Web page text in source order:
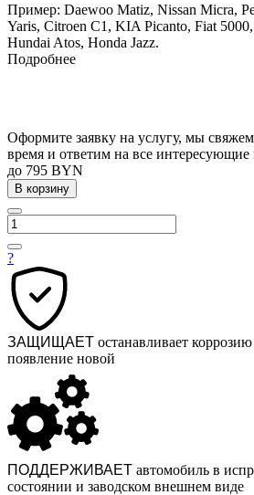
Пример: Daewoo Matiz, Nissan Micra,
Yaris, Citroen C1, KIA Picanto, Fiat
Hundai Atos, Honda Jazz.
Подробнее
Оформите заявку на услугу, мы
время и ответим на все интересующие
до 795 BYN
В корзину
?
ЗАЩИЩАЕТ останавливает
появление новой
ПОДДЕРЖИВАЕТ автомобиль в
состоянии и заводском внешнем виде